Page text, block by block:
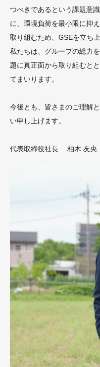
つべきであるという課題意
に、環境負荷を最小限に抑
取り組むため、GSEを立ち上
私たちは、グループの総力
題に真正面から取り組むと
てまいります。
今後とも、皆さまのご理解
い申し上げます。
代表取締役社長 柏木 友央